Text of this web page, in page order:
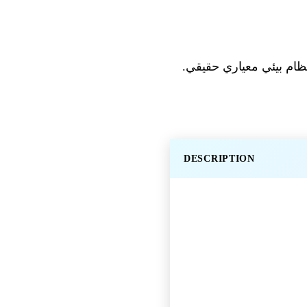
DESCRIPTION